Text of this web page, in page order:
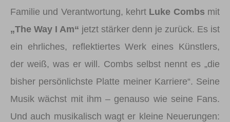
Familie und Verantwortung, kehrt Luke Combs mit
„The Way I Am“ jetzt stärker denn je zurück. Es ist
ein ehrliches, reflektiertes Werk eines Künstlers,
der weiß, was er will. Combs selbst nennt es „die
bisher persönlichste Platte meiner Karriere“. Seine
Musik wächst mit ihm – genauso wie seine Fans.
Und auch musikalisch wagt er kleine Neuerungen: